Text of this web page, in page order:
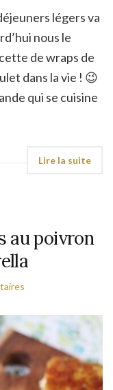
légers va
nous le
de wraps de
dans la vie ! 😉
qui se cuisine
au poivron